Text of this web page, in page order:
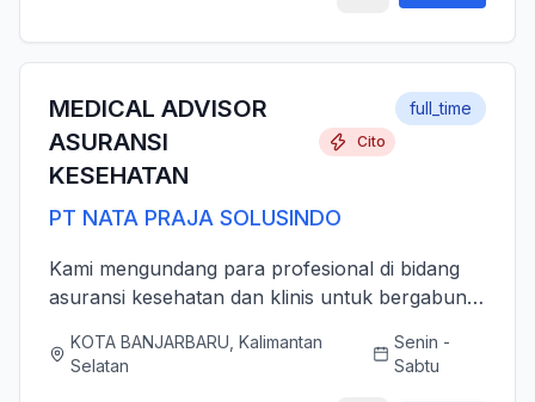
MEDICAL ADVISOR
ASURANSI
KESEHATAN
Cito
PT NATA PRAJA SOLUSINDO
full_time
Kami mengundang para profesional di bidang
asuransi kesehatan dan klinis untuk bergabung
(Senior Officer) untuk memperkuat layanan
KOTA BANJARBARU, Kalimantan
Selatan
Senin -
Sabtu